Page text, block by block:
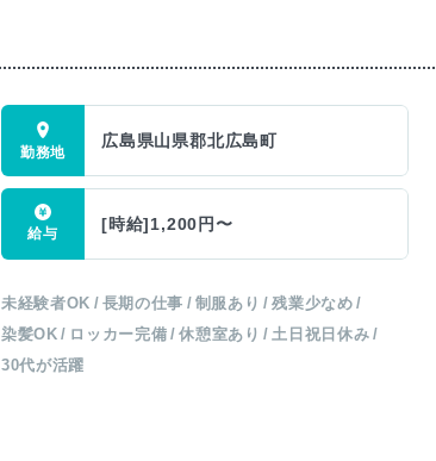
広島県山県郡北広島町
[時給]1,200円〜
未経験者OK 長期の仕事 制服あり
残業少なめ
染髪OK
ロッカー完備 休憩室あり
土日祝日休み
30代が活躍